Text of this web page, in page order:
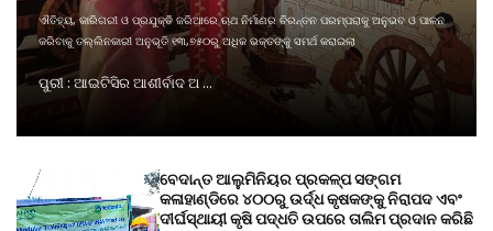
ଐତିହ୍ୟ, କାରିଗରୀ ଓ ପ୍ରଯୁକ୍ତି ଜରିଆରେ ଋଥ ନିର୍ମାଣର ଚିରନ୍ତନ ପରମ୍ପରାକୁ ଅନୁଭବ ଓ ପାଳନ
କରିବାକୁ ତଲ୍ଲିନକାରୀ ଅନୁଭୂତି ୧୩,୭୫୦ରୁ ଅଧିକ ଭକ୍ତଙ୍କୁ ସମର୍ଥ କରାଇଲା
ପୁରୀ : ଆଇଟିସିର ଆଶୀର୍ବାଦ ଅ ...
ବେଦାନ୍ତ ଆଲୁମିନିୟର ପ୍ରକଳ୍ପ ସଙ୍ଗମ
କଳାହାଣ୍ଡିରେ ୪୦୦ରୁ ଉର୍ଦ୍ଧ କୃଷକଙ୍କୁ ନିରାପଦ ଏବଂ
ଦୀର୍ଘସ୍ଥାୟୀ କୃଷି ପଦ୍ଧତି ଉପରେ ତାଲିମ ପ୍ରଦାନ କରିଛି